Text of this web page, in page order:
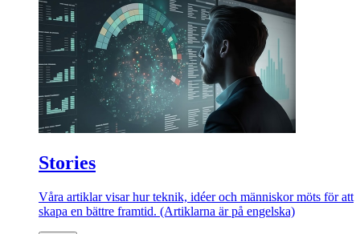
Stories
Våra artiklar visar hur teknik, idéer och människor möts för att
skapa en bättre framtid. (Artiklarna är på engelska)